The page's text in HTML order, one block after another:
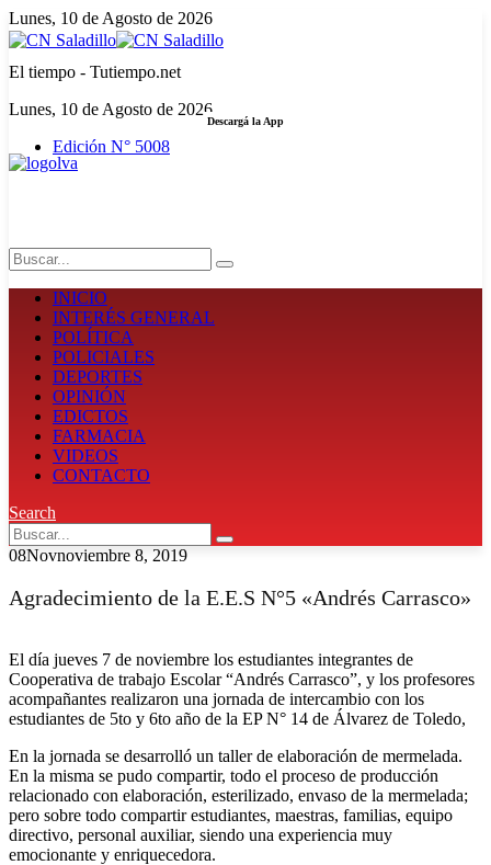
Lunes, 10 de Agosto de 2026
El tiempo - Tutiempo.net
Lunes, 10 de Agosto de 2026
Edición N° 5008
Descargá la App
INICIO
INTERÉS GENERAL
POLÍTICA
POLICIALES
DEPORTES
OPINIÓN
EDICTOS
FARMACIA
VIDEOS
CONTACTO
Search
08Novnoviembre 8, 2019
Agradecimiento de la E.E.S N°5 «Andrés Carrasco»
El día jueves 7 de noviembre los estudiantes integrantes de
Cooperativa de trabajo Escolar “Andrés Carrasco”, y los profesores
acompañantes realizaron una jornada de intercambio con los
estudiantes de 5to y 6to año de la EP N° 14 de Álvarez de Toledo,
En la jornada se desarrolló un taller de elaboración de mermelada.
En la misma se pudo compartir, todo el proceso de producción
relacionado con elaboración, esterilizado, envaso de la mermelada;
pero sobre todo compartir estudiantes, maestras, familias, equipo
directivo, personal auxiliar, siendo una experiencia muy
emocionante y enriquecedora.